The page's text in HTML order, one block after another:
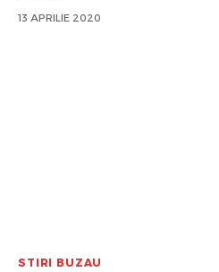
13 APRILIE 2020
STIRI BUZAU